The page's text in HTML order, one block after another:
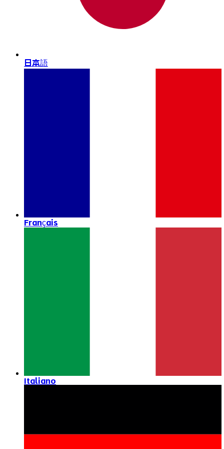
日本語
Français
Italiano